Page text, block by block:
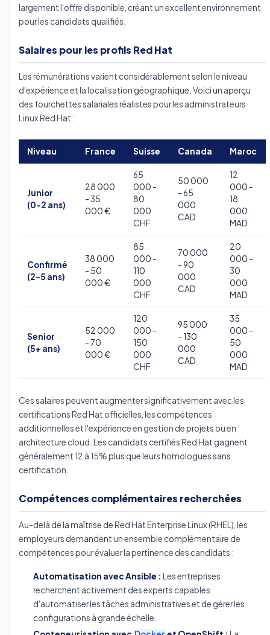
largement l'offre disponible, créant un excellent environnement
pour les candidats qualifiés.
Salaires pour les profils Red Hat
Les rémunérations varient considérablement selon le niveau
d'expérience et la localisation géographique. Voici un aperçu
des fourchettes salariales réalistes pour les administrateurs
Linux Red Hat :
Niveau France Suisse Canada Maroc
Junior
(0-2 ans)
28 000
- 35
000 €
65
000 -
80
000
CHF
50 000
- 65
000
CAD
12
000 -
18
000
MAD
Confirmé
(2-5 ans)
38 000
- 50
000 €
85
000 -
110
000
CHF
70 000
- 90
000
CAD
20
000 -
30
000
MAD
Senior
(5+ ans)
52 000
- 70
000 €
120
000 -
150
000
CHF
95 000
- 130
000
CAD
35
000 -
50
000
MAD
Ces salaires peuvent augmenter significativement avec les
certifications Red Hat officielles, les compétences
additionnelles et l'expérience en gestion de projets ou en
architecture cloud. Les candidats certifiés Red Hat gagnent
généralement 12 à 15% plus que leurs homologues sans
certification.
Compétences complémentaires recherchées
Au-delà de la maîtrise de Red Hat Enterprise Linux (RHEL), les
employeurs demandent un ensemble complémentaire de
compétences pour évaluer la pertinence des candidats :
Automatisation avec Ansible : Les entreprises
recherchent activement des experts capables
d'automatiser les tâches administratives et de gérer les
configurations à grande échelle.